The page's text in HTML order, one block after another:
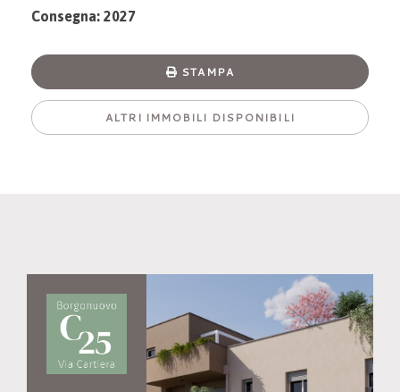
Consegna: 2027
STAMPA
ALTRI IMMOBILI DISPONIBILI